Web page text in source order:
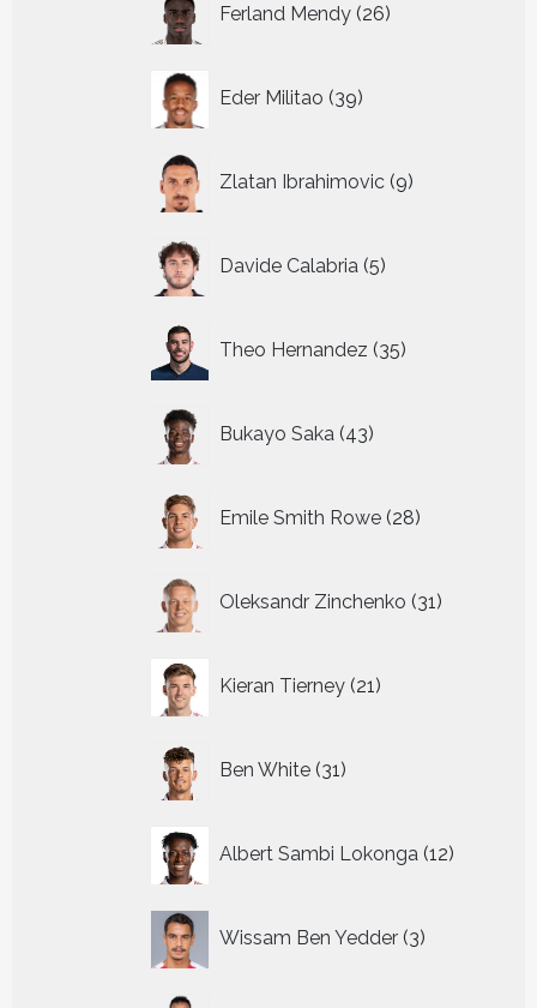
Ferland Mendy 26
producten
Eder Militao 39
producten
Zlatan Ibrahimovic 9
producten
Davide Calabria 5
producten
Theo Hernandez 35
producten
Bukayo Saka 43
producten
Emile Smith Rowe 28
producten
Oleksandr Zinchenko 31
producten
Kieran Tierney 21
producten
Ben White 31
producten
Albert Sambi Lokonga 12
Wissam Ben Yedder 3
producten